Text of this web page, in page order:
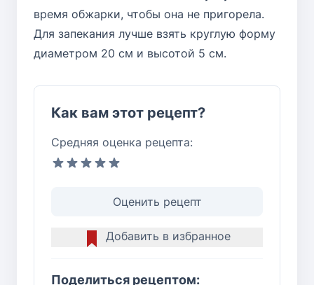
время обжарки, чтобы она не пригорела.
Для запекания лучше взять круглую форму
диаметром 20 см и высотой 5 см.
Как вам этот рецепт?
Средняя оценка рецепта:
Оценить рецепт
Добавить в избранное
Поделиться рецептом: